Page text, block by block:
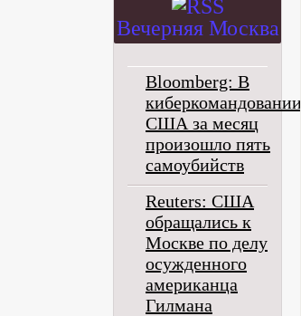
Вечерняя Москва
Bloomberg: В
киберкомандовании
США за месяц
произошло пять
самоубийств
Reuters: США
обращались к
Москве по делу
осужденного
американца
Гилмана